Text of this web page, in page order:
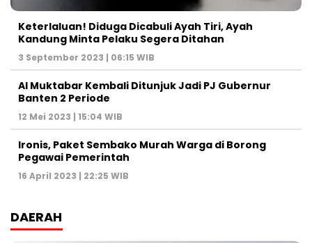
Keterlaluan! Diduga Dicabuli Ayah Tiri, Ayah
Kandung Minta Pelaku Segera Ditahan
3 September 2023 | 06:15 WIB
Al Muktabar Kembali Ditunjuk Jadi PJ Gubernur
Banten 2 Periode
12 Mei 2023 | 15:04 WIB
Ironis, Paket Sembako Murah Warga di Borong
Pegawai Pemerintah
16 April 2023 | 22:25 WIB
DAERAH